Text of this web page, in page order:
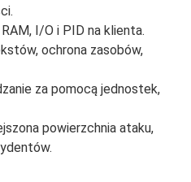
I/O i PID na klienta.
ochrona zasobów,
za pomocą jednostek,
powierzchnia ataku,